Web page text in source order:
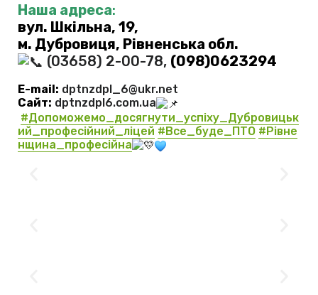
Наша адреса:
вул. Шкільна, 19,
м. Дубровиця, Рівненська обл.
(03658) 2-00-78, (098)0623294
E-mail: dptnzdpl_6@ukr.net
Сайт: dptnzdpl6.com.ua
#Допоможемо_досягнути_успіху_Дубровицьк
ий_професійний_ліцей #Все_буде_ПТО #Рівне
нщина_професійна